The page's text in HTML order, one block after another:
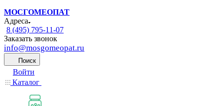
МОСГОМЕОПАТ
Адреса
8 (495) 795-11-07
Заказать звонок
info@mosgomeopat.ru
Поиск
Войти
Каталог